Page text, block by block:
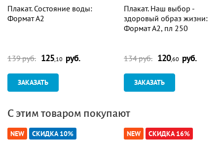
Плакат. Состояние воды:
Формат А2
139 руб. 125 ,10 руб.
ЗАКАЗАТЬ
Плакат. Наш выбор -
здоровый образ жизни:
Формат А2, пл 250
134 руб. 120,60 руб.
ЗАКАЗАТЬ
С этим товаром покупают
NEW СКИДКА 10% NEW СКИДКА 16%